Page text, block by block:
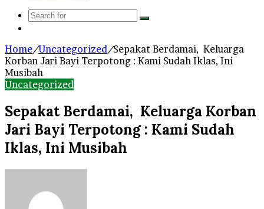
Search
Home/Uncategorized/Sepakat Berdamai, Keluarga
Korban Jari Bayi Terpotong : Kami Sudah Iklas, Ini
Musibah
Uncategorized
Sepakat Berdamai, Keluarga Korban
Jari Bayi Terpotong : Kami Sudah
Iklas, Ini Musibah